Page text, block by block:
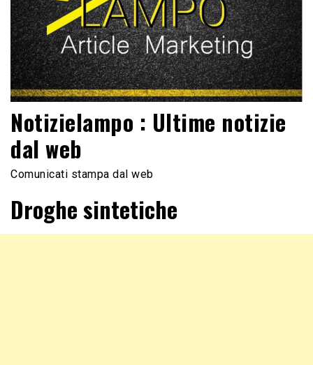
Notizielampo : Ultime notizie
dal web
Comunicati stampa dal web
Droghe sintetiche